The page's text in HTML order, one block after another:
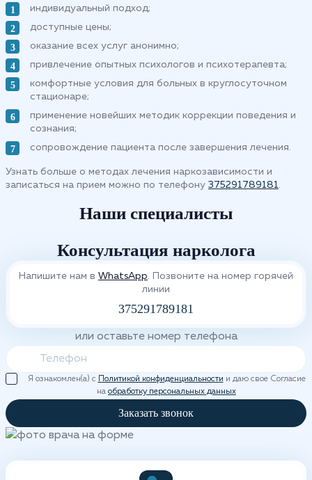
индивидуальный подход;
доступные цены;
оказание всех услуг анонимно;
привлечение опытных психологов и психотерапевта;
комфортные условия для больных в круглосуточном
стационаре;
применение новейших методик коррекции поведения и
сознания;
сопровождение пациента после завершения лечения.
Узнать больше о методах лечения наркозависимости и
записаться на прием можно по телефону 375291789181.
Наши специалисты
Консультация нарколога
Напишите нам в WhatsApp. Позвоните на номер горячей
линии
375291789181
или оставьте номер телефона
Я ознакомлен(а) с Политикой конфиденциальности и даю свое Согласие
на обработку персональных данных
Заказать звонок